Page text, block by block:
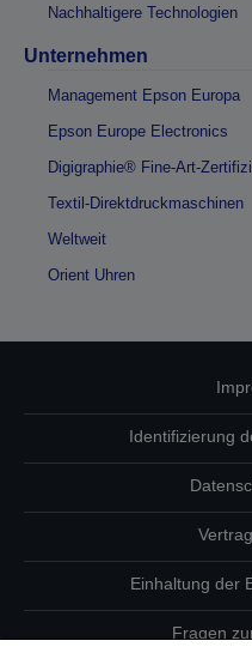
Nachhaltigere Technologien
Unternehmen
Management Epson Europa
Epson Europe Electronics
Digigraphie® Fine-Art-
Textil-Direktdruckmaschinen
Weltweit
Orient Uhren
Identifizierung
Einhaltung der
Fragen